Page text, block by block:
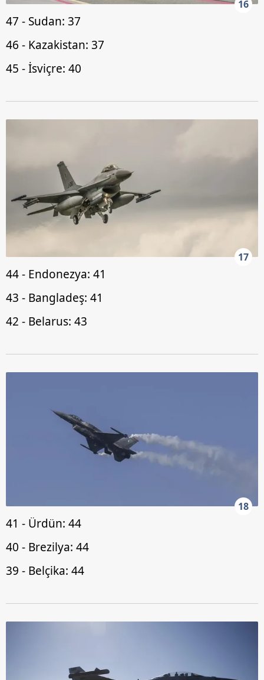
16
47 - Sudan: 37
46 - Kazakistan: 37
45 - İsviçre: 40
17
44 - Endonezya: 41
43 - Bangladeş: 41
42 - Belarus: 43
18
41 - Ürdün: 44
40 - Brezilya: 44
39 - Belçika: 44